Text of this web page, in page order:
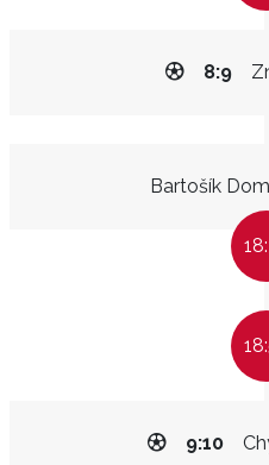
8:9
Bartošík
9:10